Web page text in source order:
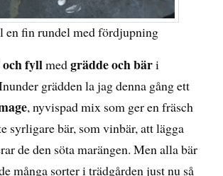
en fin rundel med fördjupning
fyllmedgrädde och bäri
grädden la jag denna gång ett
, nyvispad mix som ger en fräsch
syrligare bär, som vinbär, att lägga
de den söta marängen. Men alla bär
många sorter i trädgården just nu så